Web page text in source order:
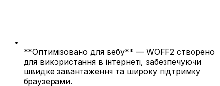
**Оптимізовано для вебу** — WOFF2 створено
для використання в інтернеті, забезпечуючи
швидке завантаження та широку підтримку
браузерами.